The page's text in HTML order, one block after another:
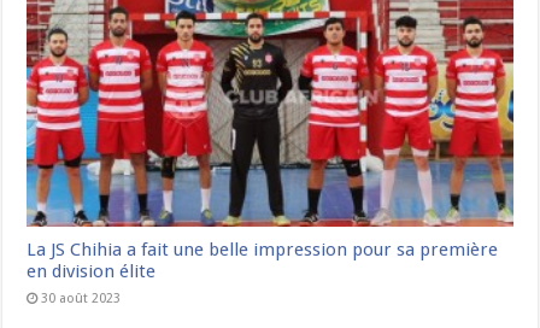
La JS Chihia a fait une belle impression pour sa première
en division élite
30 août 2023